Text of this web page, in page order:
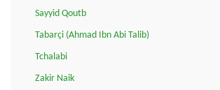
Sayyid Qoutb
Tabarçi (Ahmad Ibn Abi Talib)
Tchalabi
Zakir Naik